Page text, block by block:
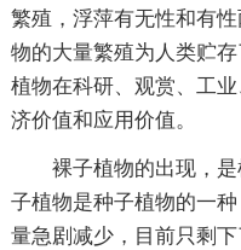
繁殖，浮萍有无性和有
物的大量繁殖为人类贮
植物在科研、观赏、工
济价值和应用价值。
裸子植物的出现，
子植物是种子植物的一
量急剧减少，目前只剩